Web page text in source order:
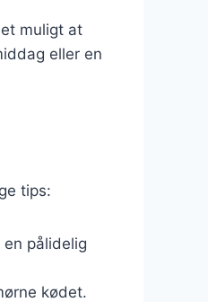
muligt at
eller en
tips:
pålidelig
kødet.